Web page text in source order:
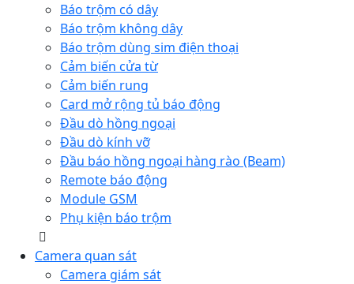
Báo trộm có dây
Báo trộm không dây
Báo trộm dùng sim điện thoại
Cảm biến cửa từ
Cảm biến rung
Card mở rộng tủ báo động
Đầu dò hồng ngoại
Đầu dò kính vỡ
Đầu báo hồng ngoại hàng rào (Beam)
Remote báo động
Module GSM
Phụ kiện báo trộm
Camera quan sát
Camera giám sát